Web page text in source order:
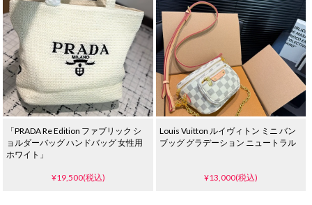
「PRADA Re Edition ファブリック シ
ョルダーバッグ ハンドバッグ 女性用
ホワイト」
¥19,500(税込)
Louis Vuitton ルイヴィトン ミニ バン
ブッグ グラデーション ニュートラル
¥13,000(税込)